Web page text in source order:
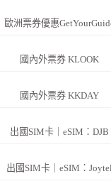
歐洲票券優惠
國內外票券 KLOOK
國內外票券 KKDAY
出國SIM卡｜eSIM：DJB
出國SIM卡｜eSIM：Joytel